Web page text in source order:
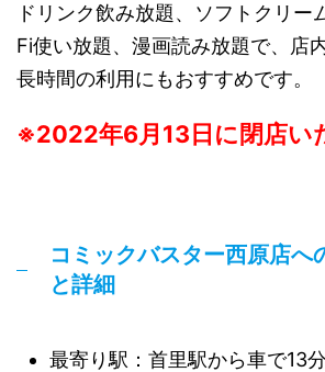
ドリンク飲み放題、ソフトクリー
Fi使い放題、漫画読み放題で、店
長時間の利用にもおすすめです。
※2022年6月13日に閉店い
コミックバスター西原店へ
と詳細
最寄り駅：首里駅から車で13分